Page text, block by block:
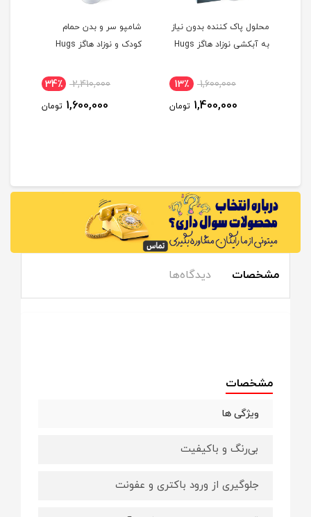
محلول پاک کننده بدون نیاز
به آبکشی نوزاد هاگز Hugs
1,600,000 13٪
1,400,000 تومان
شامپو سر و بدن حمام
کودک و نوزاد هاگز Hugs
2,410,000 34٪
1,600,000 تومان
مشخصات دیدگاه‌ها
مشخصات
ویژگی ها
بی‌رنگ و باکیفیت
جلوگیری از ورود باکتری و عفونت